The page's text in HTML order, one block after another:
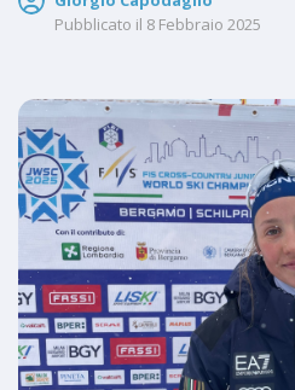
Pubblicato il 8 Febbraio 2025